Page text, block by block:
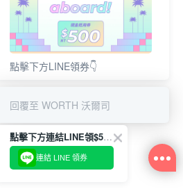
點擊下方LINE領券👇
回覆至 WORTH 沃爾司
點擊下方連結LINE領$500👇
連結 LINE 領券